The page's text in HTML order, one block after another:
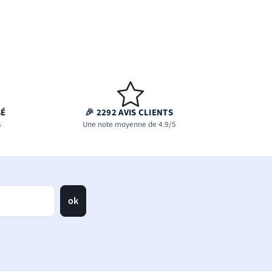
🎉 2292 AVIS CLIENTS
Une note moyenne de 4.9/5
ok